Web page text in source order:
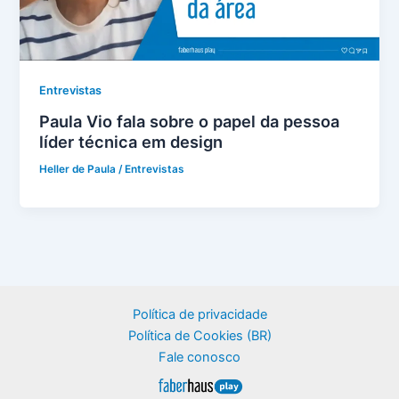
Entrevistas
Paula Vio fala sobre o papel da pessoa
líder técnica em design
Heller de Paula/ Entrevistas
Política de privacidade
Política de Cookies (BR)
Fale conosco